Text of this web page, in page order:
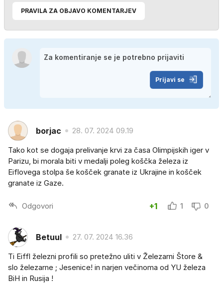
PRAVILA ZA OBJAVO KOMENTARJEV
Prijavi se
borjac 28. 07. 2024 09.19
Tako kot se dogaja prelivanje krvi za časa Olimpijskih iger v
Parizu, bi morala biti v medalji poleg koščka železa iz
Eiflovega stolpa še košček granate iz Ukrajine in košček
granate iz Gaze.
Odgovori +1 1 0
Betuul 27. 07. 2024 16.36
Ti Eiffl železni profili so pretežno uliti v Železarni Štore &
slo železarne ; Jesenice! in narjen večinoma od YU železa
BiH in Rusija !